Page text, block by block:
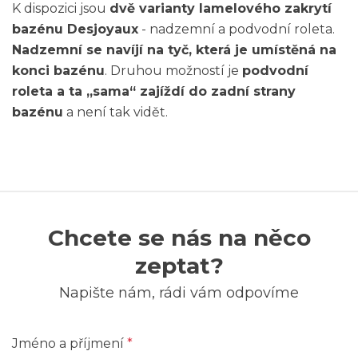
K dispozici jsou dvě varianty lamelového zakrytí
bazénu Desjoyaux - nadzemní a podvodní roleta.
Nadzemní se navíjí na tyč, která je umístěná na
konci bazénu. Druhou možností je podvodní
roleta a ta „sama“ zajíždí do zadní strany
bazénu a není tak vidět.
Chcete se nás na něco
zeptat?
Napište nám, rádi vám odpovíme
Jméno a příjmení *